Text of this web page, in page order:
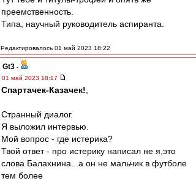
преемственность.
Типа, научный руководитель аспиранта.
Редактировалось 01 май 2023 18:22
Gt3 -
01 май 2023 18:17
Спартачек-Казачек!
Странный диалог.
Я выложил интервью.
Мой вопрос - где истерика?
Твой ответ - про истерику написал не я,это
слова Балахнина...а он не мальчик в футболе
тем более